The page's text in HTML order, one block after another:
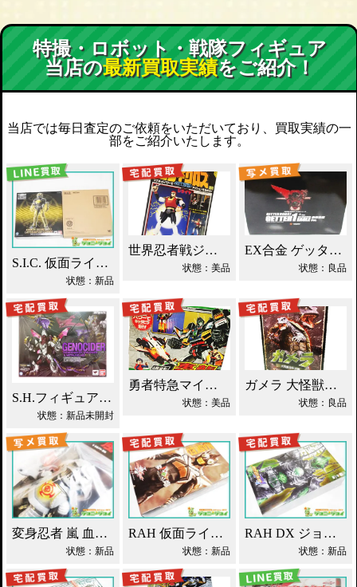
特撮・ロボット・戦隊フィギュア
当店の最新買取実績をご紹介！
当店では毎日査定のご依頼をいただいており、買取実績の一
部をご紹介いたします。
S.I.C. 仮面ライダーオーズ ラトラーターコンボ買取
状態：新品
世界忍者戦ジライヤ DX磁気 買取！
状態：美品
EX合金 ゲッターロボ ゲッター1 買取！
状態：良品
S.H.フィギュアーツ ジェノサイダー 買取！
状態：新品未開封
勇者特急マイトガイン 4段変形 轟龍 買取！
状態：美品
ガメラ 大怪獣空中決戦 ソフビ買取！
状態：良品
変身忍者 嵐 血車魔神斉 東映レトロソフビ買取！
状態：新品
RAH 仮面ライダーパンチホッパー 2011DX買取！
状態：新品
RAH DX ジョーカー 仮面ライダーブレイド買取！
状態：新品